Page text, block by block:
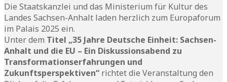
Die Staatskanzlei und das Ministerium für Kultur des
Landes Sachsen-Anhalt laden herzlich zum Europaforum
im Palais 2025 ein.
Unter dem Titel „35 Jahre Deutsche Einheit: Sachsen-
Anhalt und die EU – Ein Diskussionsabend zu
Transformationserfahrungen und
Zukunftsperspektiven“ richtet die Veranstaltung den